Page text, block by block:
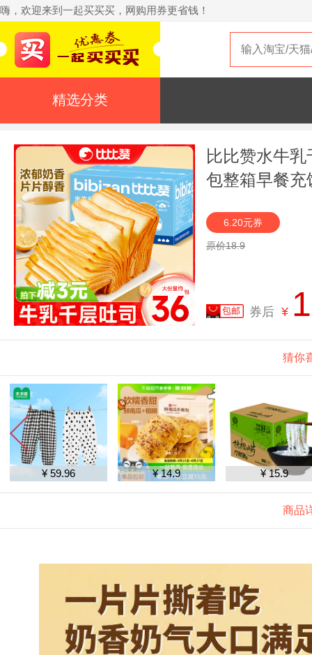
嗨，欢迎来到一起买买买，网购用券更省钱！
精选分类
比比赞水牛
包整箱早餐充
6.20元券
原价18.9
券后 ¥
猜你
¥ 59.96 ¥ 14.9 ¥ 15.9
商品